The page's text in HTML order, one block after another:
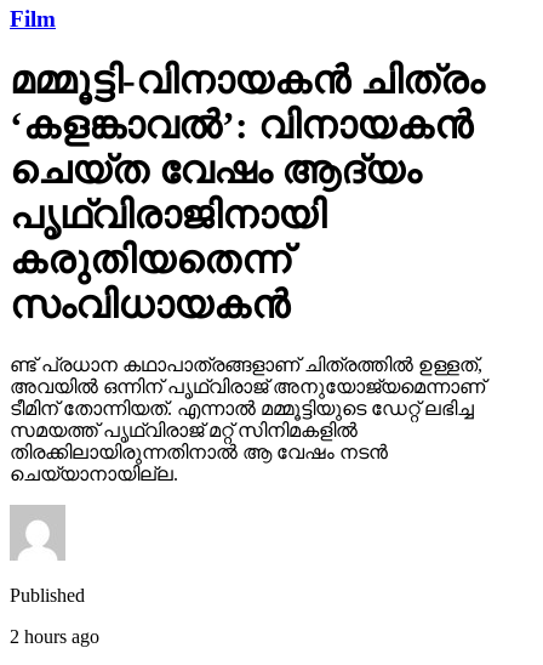
മമ്മൂട്ടി-വിനായകന്‍ ചിത്രം
‘കളങ്കാവല്‍’: വിനായകന്‍
ചെയ്ത വേഷം ആദ്യം
പൃഥ്വിരാജിനായി
കരുതിയതെന്ന്
സംവിധായകന്‍
ണ്ട് പ്രധാന കഥാപാത്രങ്ങളാണ് ചിത്രത്തില്‍ ഉള്ളത്,
ടീമിന് തോന്നിയത്. എന്നാല്‍ മമ്മൂട്ടിയുടെ ഡേറ്റ് ലഭിച്ച
സമയത്ത് പൃഥ്വിരാജ് മറ്റ് സിനിമകളില്‍
തിരക്കിലായിരുന്നതിനാല്‍ ആ വേഷം നടന്‍
ചെയ്യാനായില്ല.
Published
2 hours ago
on